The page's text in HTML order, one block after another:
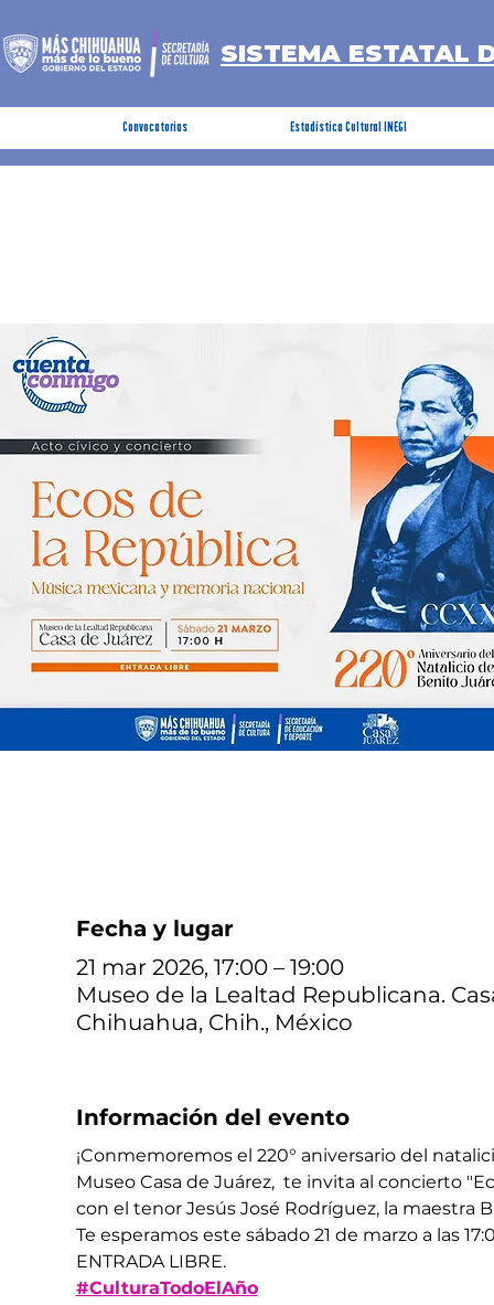
SISTEMA ESTATAL
Convocatorias Estadística Cultural INEGI
Fecha y lugar
21 mar 2026, 17:00 – 19:00
Museo de la Lealtad Republicana.
Chihuahua, Chih., México
Información del evento
¡Conmemoremos el 220° aniversario del
Museo Casa de Juárez,  te invita al concierto
con el tenor Jesús José Rodríguez, la maestra
Te esperamos este sábado 21 de marzo a las
ENTRADA LIBRE.
#CulturaTodoElAño